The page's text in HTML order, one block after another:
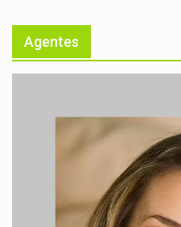
Agentes